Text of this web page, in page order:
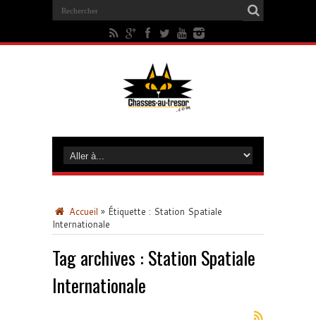
Accueil » Étiquette : Station Spatiale
Internationale
Tag archives : Station Spatiale
Internationale